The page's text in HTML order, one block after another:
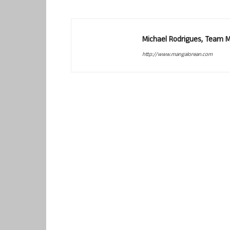
Michael Rodrigues, Team
http://www.mangalorean.com